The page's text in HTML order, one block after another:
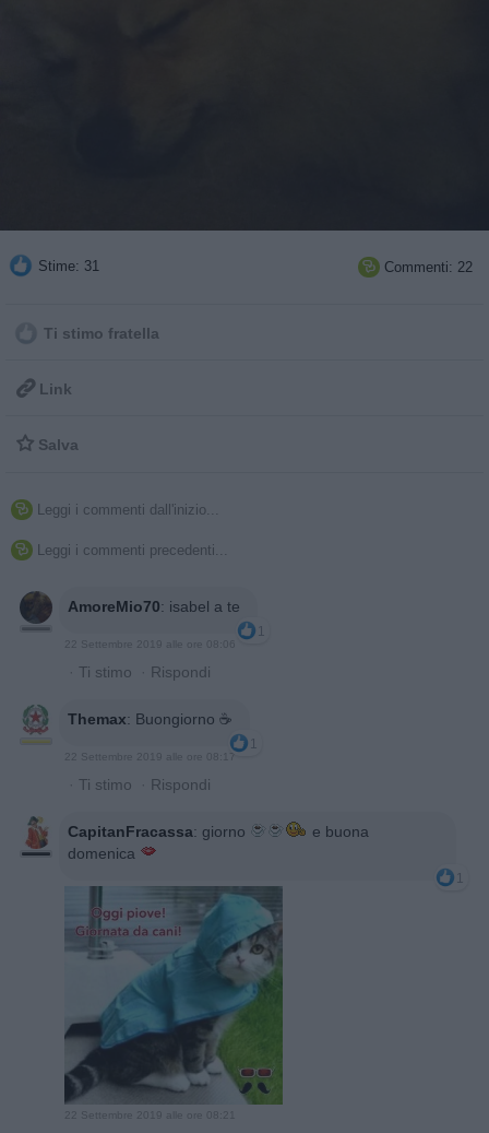
Stime: 31  Commenti: 22
Ti stimo fratella
 Link
 Salva
 Leggi i commenti dall'inizio...
 Leggi i commenti precedenti...
AmoreMio70: isabel a te
1
22 Settembre 2019 alle ore 08:06
· Ti stimo · Rispondi
Themax: Buongiorno ☕
1
22 Settembre 2019 alle ore 08:17
· Ti stimo · Rispondi
CapitanFracassa: giorno
e buona
domenica
1
22 Settembre 2019 alle ore 08:21